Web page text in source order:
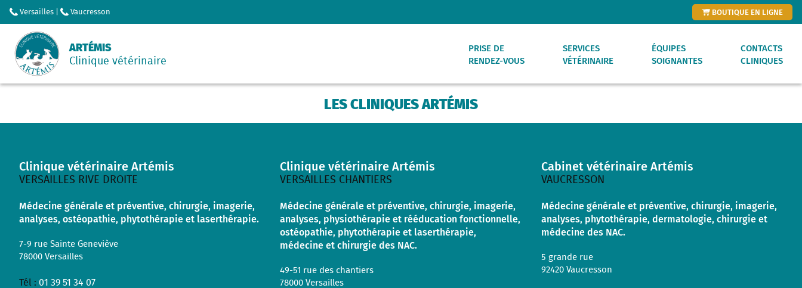
Versailles | Vaucresson BOUTIQUE EN LIGNE
ARTÉMIS
Clinique vétérinaire
PRISE DE
RENDEZ-VOUS
VERSAILLES CHANTIERS
VAUCRESSON
SERVICES
VÉTÉRINAIRE
ÉQUIPES
SOIGNANTES
CONTACTS
CLINIQUES
LES CLINIQUES ARTÉMIS
Clinique vétérinaire Artémis
VERSAILLES RIVE DROITE
Médecine générale et préventive, chirurgie, imagerie,
analyses, ostéopathie, phytothérapie et laserthérapie.
7-9 rue Sainte Geneviève
78000Versailles
Tél : 01 39 51 34 07
Clinique vétérinaire Artémis
VERSAILLES CHANTIERS
Médecine générale et préventive, chirurgie, imagerie,
analyses, physiothérapie et rééducation fonctionnelle,
ostéopathie, phytothérapie et laserthérapie,
médecine et chirurgie des NAC.
49-51 rue des chantiers
78000Versailles
Cabinet vétérinaire Artémis
VAUCRESSON
Médecine générale et préventive, chirurgie, imagerie,
analyses, phytothérapie, dermatologie, chirurgie et
médecine des NAC.
5 grande rue
92420Vaucresson